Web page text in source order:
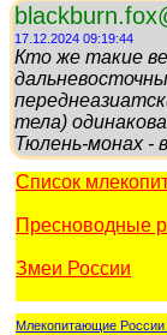
17.12.2024 09:19:44
Кто же такие
тела)
Тюлень-монах -
Список
Пресноводные
Змеи России
Млекопитающие России